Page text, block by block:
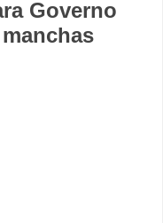
Governo